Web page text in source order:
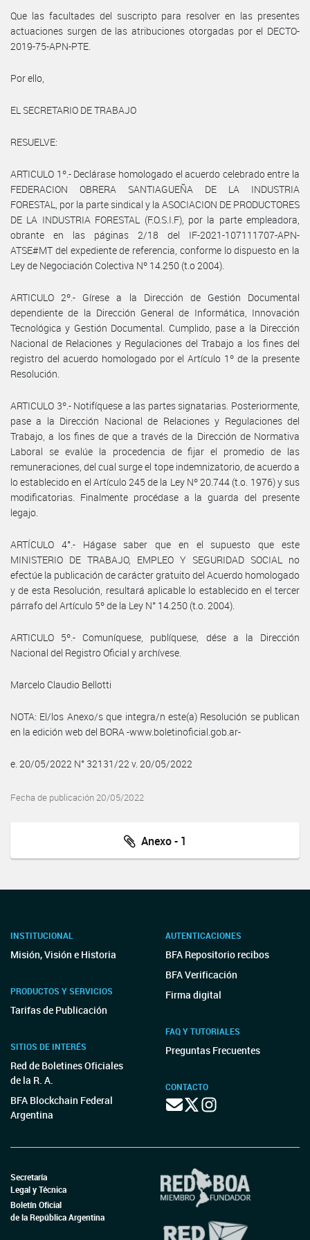
Que las facultades del suscripto para resolver en las presentes
actuaciones surgen de las atribuciones otorgadas por el DECTO-
2019-75-APN-PTE.
Por ello,
EL SECRETARIO DE TRABAJO
RESUELVE:
ARTICULO 1º.- Declárase homologado el acuerdo celebrado entre la
FEDERACION OBRERA SANTIAGUEÑA DE LA INDUSTRIA
FORESTAL, por la parte sindical y la ASOCIACION DE PRODUCTORES
DE LA INDUSTRIA FORESTAL (F.O.S.I.F), por la parte empleadora,
obrante en las páginas 2/18 del IF-2021-107111707-APN-
ATSE#MT del expediente de referencia, conforme lo dispuesto en la
Ley de Negociación Colectiva Nº 14.250 (t.o 2004).
ARTICULO 2º.- Gírese a la Dirección de Gestión Documental
dependiente de la Dirección General de Informática, Innovación
Tecnológica y Gestión Documental. Cumplido, pase a la Dirección
Nacional de Relaciones y Regulaciones del Trabajo a los fines del
registro del acuerdo homologado por el Artículo 1º de la presente
Resolución.
ARTICULO 3º.- Notifíquese a las partes signatarias. Posteriormente,
pase a la Dirección Nacional de Relaciones y Regulaciones del
Trabajo, a los fines de que a través de la Dirección de Normativa
Laboral se evalúe la procedencia de fijar el promedio de las
remuneraciones, del cual surge el tope indemnizatorio, de acuerdo a
lo establecido en el Artículo 245 de la Ley Nº 20.744 (t.o. 1976) y sus
modificatorias. Finalmente procédase a la guarda del presente
legajo.
ARTÍCULO 4°.- Hágase saber que en el supuesto que este
MINISTERIO DE TRABAJO, EMPLEO Y SEGURIDAD SOCIAL no
efectúe la publicación de carácter gratuito del Acuerdo homologado
y de esta Resolución, resultará aplicable lo establecido en el tercer
párrafo del Artículo 5º de la Ley N° 14.250 (t.o. 2004).
ARTICULO 5º.- Comuníquese, publíquese, dése a la Dirección
Nacional del Registro Oficial y archívese.
Marcelo Claudio Bellotti
NOTA: El/los Anexo/s que integra/n este(a) Resolución se publican
en la edición web del BORA -www.boletinoficial.gob.ar-
e. 20/05/2022 N° 32131/22 v. 20/05/2022
Fecha de publicación 20/05/2022
Anexo - 1
INSTITUCIONAL
Misión, Visión e Historia
PRODUCTOS Y SERVICIOS
Tarifas de Publicación
SITIOS DE INTERÉS
Red de Boletines Oficiales
de la R. A.
BFA Blockchain Federal
Argentina
AUTENTICACIONES
BFA Repositorio recibos
BFA Verificación
Firma digital
FAQ Y TUTORIALES
Preguntas Frecuentes
CONTACTO
Secretaría
Legal y Técnica
Boletín Oficial
de la República Argentina